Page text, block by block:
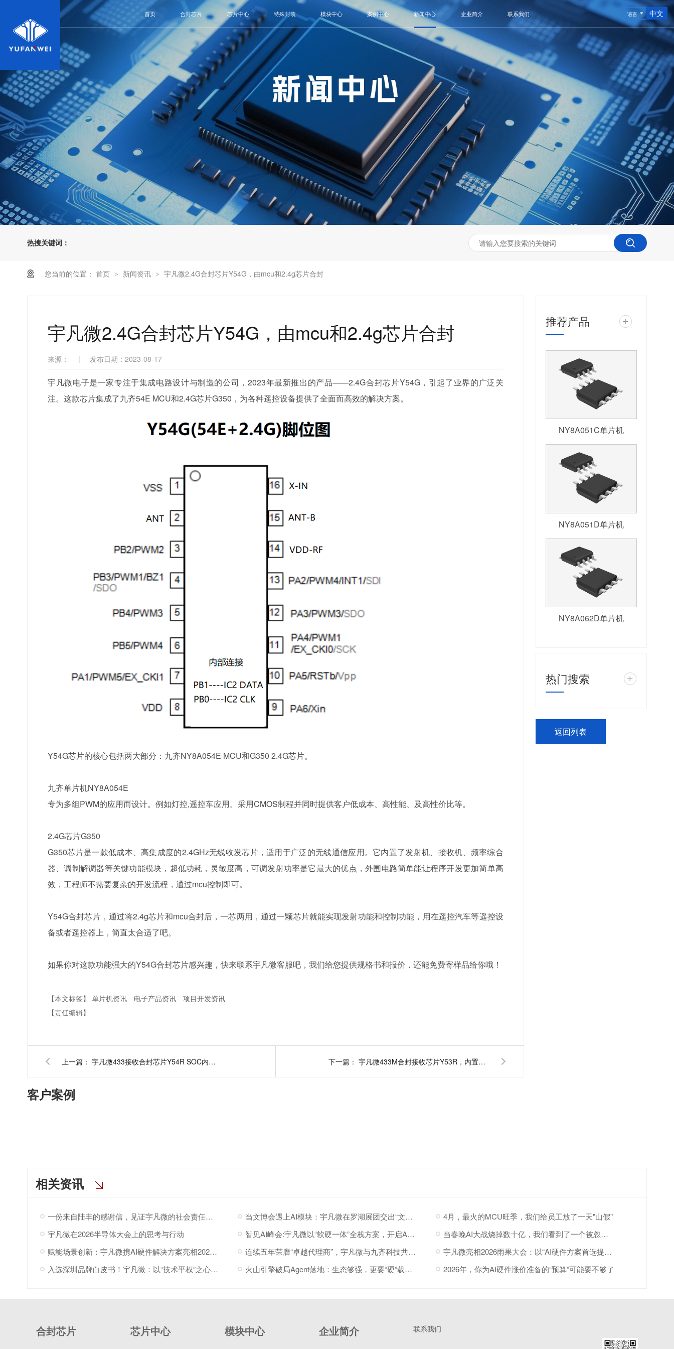
语言 中文
首页 合封芯片 芯片中心 特殊封装 模块中心 案例中心 新闻中心 企业简介 联系我们
热搜关键词：
您当前的位置： 首页 > 新闻资讯 > 宇凡微2.4G合封芯片Y54G，由mcu和2.4g芯片合封
宇凡微2.4G合封芯片Y54G，由mcu和2.4g芯片合封
来源： | 发布日期：2023-08-17
宇凡微电子是一家专注于集成电路设计与制造的公司，2023年最新推出的产品——2.4G合封芯片Y54G，引起了业界的广泛关
注。这款芯片集成了九齐54E MCU和2.4G芯片G350，为各种遥控设备提供了全面而高效的解决方案。
Y54G芯片的核心包括两大部分：九齐NY8A054E MCU和G350 2.4G芯片。
九齐单片机NY8A054E
专为多组PWM的应用而设计。例如灯控,遥控车应用。采用CMOS制程并同时提供客户低成本、高性能、及高性价比等。
2.4G芯片G350
G350芯片是一款低成本、高集成度的2.4GHz无线收发芯片，适用于广泛的无线通信应用。它内置了发射机、接收机、频率综合
器、调制解调器等关键功能模块，超低功耗，灵敏度高，可调发射功率是它最大的优点，外围电路简单能让程序开发更加简单高
效，工程师不需要复杂的开发流程，通过mcu控制即可。
Y54G合封芯片，通过将2.4g芯片和mcu合封后，一芯两用，通过一颗芯片就能实现发射功能和控制功能，用在遥控汽车等遥控设
备或者遥控器上，简直太合适了吧。
如果你对这款功能强大的Y54G合封芯片感兴趣，快来联系宇凡微客服吧，我们给您提供规格书和报价，还能免费寄样品给你哦！
【本文标签】单片机资讯 电子产品资讯
项目开发资讯
【责任编辑】
上一篇： 宇凡微433接收合封芯片Y54R SOC内置433m芯片和mcu 下一篇： 宇凡微433M合封接收芯片Y53R，内置MCU和433接收芯片
推荐产品 +
NY8A051C单片机
NY8A051D单片机
NY8A062D单片机
热门搜索 +
返回列表
客户案例
相关资讯
一份来自陆丰的感谢信，见证宇凡微的社会责任之路 当文博会遇上AI模块：宇凡微在罗湖展团交出“文化+科技”新答卷
4月，最火的MCU旺季，我们给员工放了一天"山假"
宇凡微在2026半导体大会上的思考与行动
智见AI峰会:宇凡微以“软硬一体”全栈方案，开启AI硬件落地加速度
当春晚AI大战烧掉数十亿，我们看到了一个被忽视的真相
赋能场景创新：宇凡微携AI硬件解决方案亮相2026“深港同心·罗湖创景”场景创新大会!
连续五年荣膺“卓越代理商”，宇凡微与九齐科技共赴新程
宇凡微亮相2026雨果大会：以“AI硬件方案首选提供商”赋能跨境出海
入选深圳品牌白皮书！宇凡微：以“技术平权”之心，与深圳共赴AI
火山引擎破局Agent落地：生态够强，更要“硬”载体托底 2026年，你为AI硬件涨价准备的“预算”可能要不够了
合封芯片 芯片中心 模块中心 企业简介 联系我们